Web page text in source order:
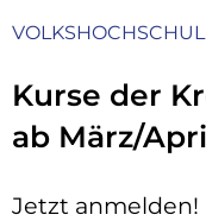
Kurse der
ab März/
Jetzt anmelden!